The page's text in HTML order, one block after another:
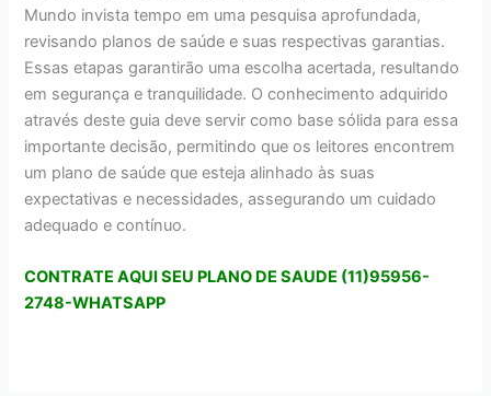
Mundo invista tempo em uma pesquisa aprofundada,
revisando planos de saúde e suas respectivas garantias.
Essas etapas garantirão uma escolha acertada, resultando
em segurança e tranquilidade. O conhecimento adquirido
através deste guia deve servir como base sólida para essa
importante decisão, permitindo que os leitores encontrem
um plano de saúde que esteja alinhado às suas
expectativas e necessidades, assegurando um cuidado
adequado e contínuo.
CONTRATE AQUI SEU PLANO DE SAUDE (11)95956-
2748-WHATSAPP